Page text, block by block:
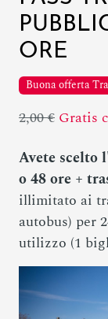
ORE
Buona offerta
2,00 € Gratis
Avete scelto
o 48 ore +
illimitato ai
autobus) per
utilizzo (1